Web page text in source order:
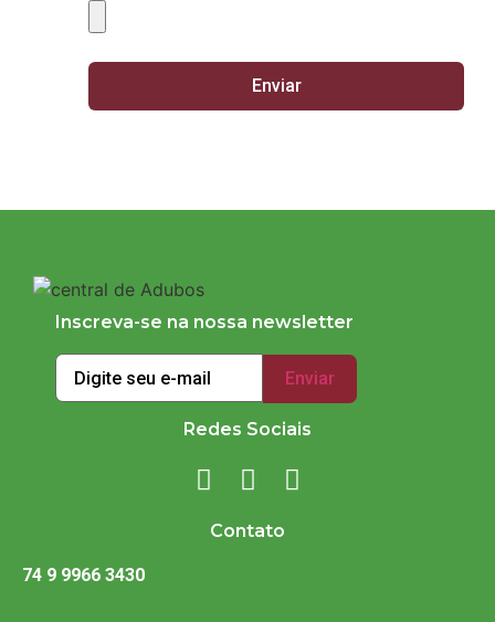
Inscreva-se na nossa newsletter
Redes Sociais
Contato
74 9 9966 3430